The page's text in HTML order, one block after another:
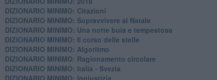
DIZIONARIO MINIMO: Citazioni
DIZIONARIO MINIMO: ​Sopravvivere al Natale
DIZIONARIO MINIMO: ​Una notte buia e tempestosa
DIZIONARIO MINIMO: Il corso delle stelle
DIZIONARIO MINIMO: Algoritmo
DIZIONARIO MINIMO: Ragionamento circolare
DIZIONARIO MINIMO: Italia - Svezia
DIZIONARIO MINIMO: ​Ingiustizia